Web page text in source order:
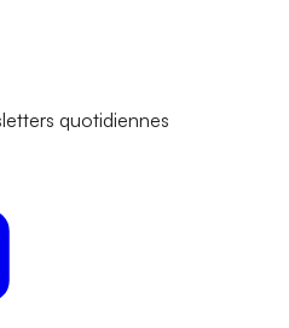
quotidiennes